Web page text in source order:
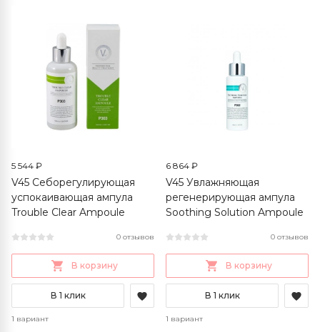
5 544 ₽
V45 Себорегулирующая
успокаивающая ампула
Trouble Clear Ampoule
0 отзывов
В корзину
В 1 клик
1 вариант
6 864 ₽
V45 Увлажняющая
регенерирующая ампула
Soothing Solution Ampoule
0 отзывов
В корзину
В 1 клик
1 вариант